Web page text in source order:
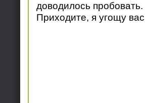
доводилось пробовать.
Приходите, я угощу